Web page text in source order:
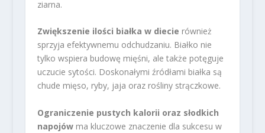
ziarna.
Zwiększenie ilości białka w diecie również
sprzyja efektywnemu odchudzaniu. Białko nie
tylko wspiera budowę mięśni, ale także potęguje
uczucie sytości. Doskonałymi źródłami białka są
chude mięso, ryby, jaja oraz rośliny strączkowe.
Ograniczenie pustych kalorii oraz słodkich
napojówma kluczowe znaczenie dla sukcesu w